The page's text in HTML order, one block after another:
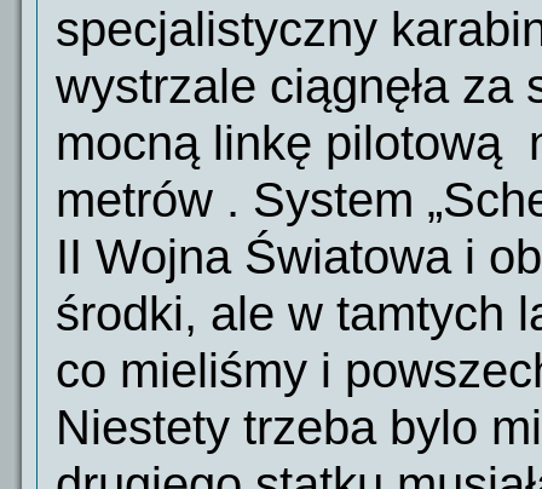
specjalistyczny
wystrzale ciągnęła
mocną linkę pilotową
metrów . System
II Wojna Światowa i
środki, ale w tamtych
co mieliśmy i
Niestety trzeba bylo